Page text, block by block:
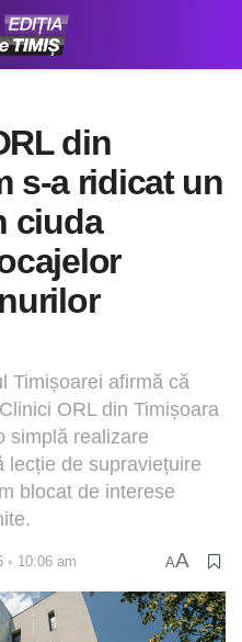
din
s-a ridicat un
ciuda
Timișoarei afirmă că
ORL din Timișoara
simplă realizare
lecție de supraviețuire
blocat de interese
◦ 10:06 am AA